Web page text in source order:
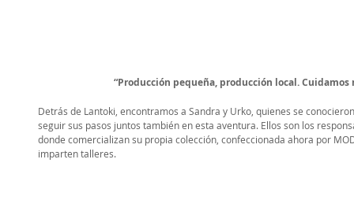
“Producción pequeña, producción local. Cuidamos
Detrás de Lantoki, encontramos a Sandra y Urko, quienes se
seguir sus pasos juntos también en esta aventura. Ellos son los
donde comercializan su propia colección, confeccionada ahora por
imparten talleres.